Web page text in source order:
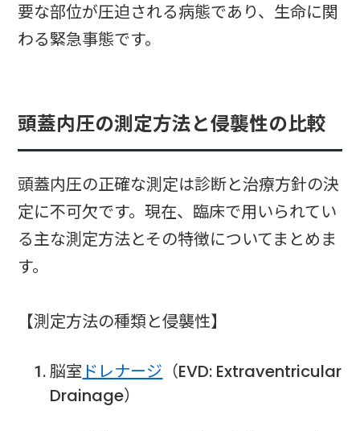
要な部位が圧迫される病態であり、生命に関
わる緊急事態です。
頭蓋内圧の測定方法と侵襲性の比較
頭蓋内圧の正確な測定は診断と治療方針の決
定に不可欠です。現在、臨床で用いられてい
る主な測定方法とその特徴についてまとめま
す。
【測定方法の種類と侵襲性】
脳室ドレナージ （EVD: Extraventricular
Drainage）